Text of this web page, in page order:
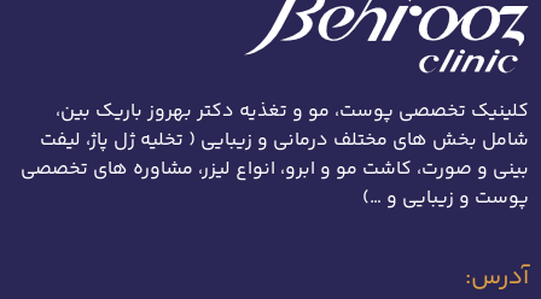
کلینیک تخصصی پوست، مو و تغذیه دکتر بهروز باریک بین،
شامل بخش های مختلف درمانی و زیبایی ( تخلیه ژل پاژ، لیفت
بینی و صورت، کاشت مو و ابرو، انواع لیزر، مشاوره های تخصصی
پوست و زیبایی و …)
آدرس: